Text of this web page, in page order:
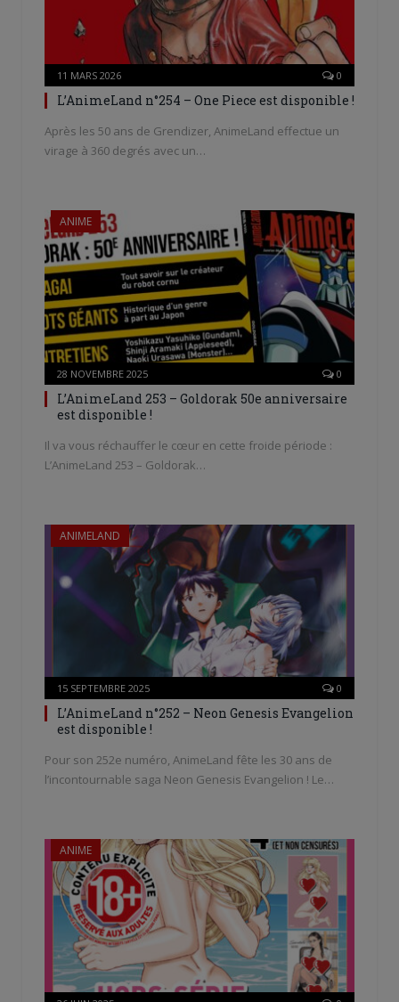
11 MARS 2026 0
L’AnimeLand n°254 – One Piece est disponible !
Après les 50 ans de Grendizer, AnimeLand effectue un
virage à 360 degrés avec un…
ANIME
28 NOVEMBRE 2025 0
L’AnimeLand 253 – Goldorak 50e anniversaire
est disponible !
Il va vous réchauffer le cœur en cette froide période :
L’AnimeLand 253 – Goldorak…
ANIMELAND
15 SEPTEMBRE 2025 0
L’AnimeLand n°252 – Neon Genesis Evangelion
est disponible !
Pour son 252e numéro, AnimeLand fête les 30 ans de
l’incontournable saga Neon Genesis Evangelion ! Le…
ANIME